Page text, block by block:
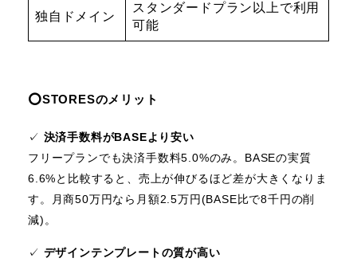
独自ドメイン
スタンダードプラン以上で利用
可能
⭕️STORESのメリット
✓ 決済手数料がBASEより安い
フリープランでも決済手数料5.0%のみ。BASEの実質
6.6%と比較すると、売上が伸びるほど差が大きくなりま
す。月商50万円なら月額2.5万円(BASE比で8千円の削
減)。
✓ デザインテンプレートの質が高い